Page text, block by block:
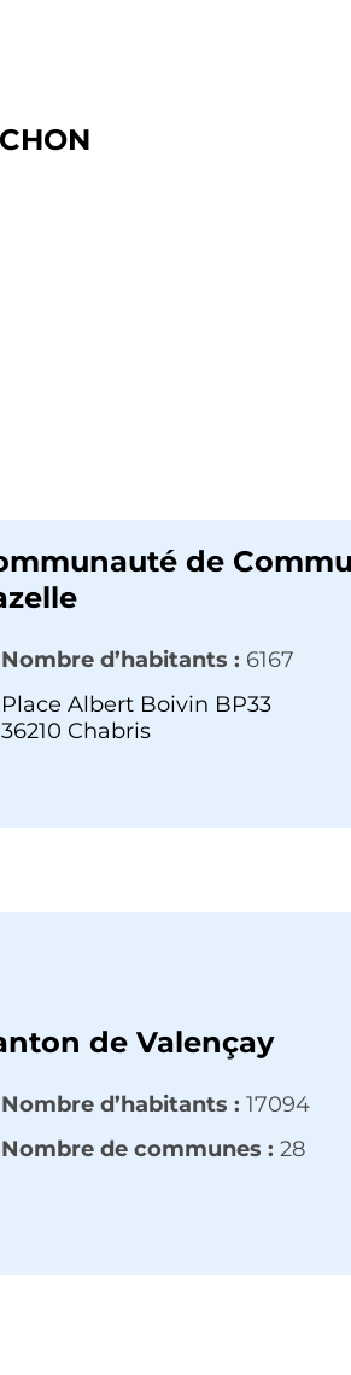
de
Nombre d’habitants : 6167
Place Albert Boivin BP33
36210 Chabris
de Valençay
Nombre d’habitants : 17094
Nombre de communes : 28